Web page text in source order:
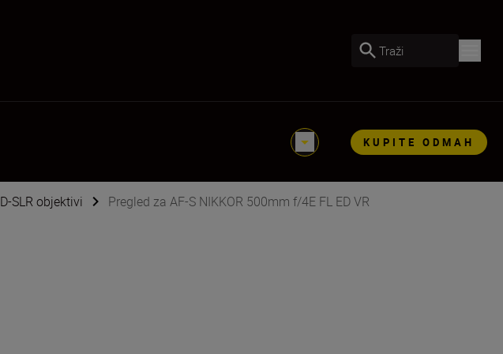
Traži
KUPITE ODMAH
D-SLR objektivi Pregled za AF-S NIKKOR 500mm f/4E FL ED VR